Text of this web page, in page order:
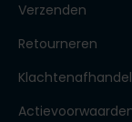
Verzenden
Retourneren